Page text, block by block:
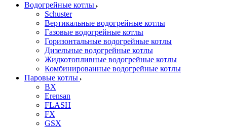
Водогрейные котлы
Schuster
Вертикальные водогрейные котлы
Газовые водогрейные котлы
Горизонтальные водогрейные котлы
Дизельные водогрейные котлы
Жидкотопливные водогрейные котлы
Комбинированные водогрейные котлы
Паровые котлы
BX
Erensan
FLASH
FX
GSX